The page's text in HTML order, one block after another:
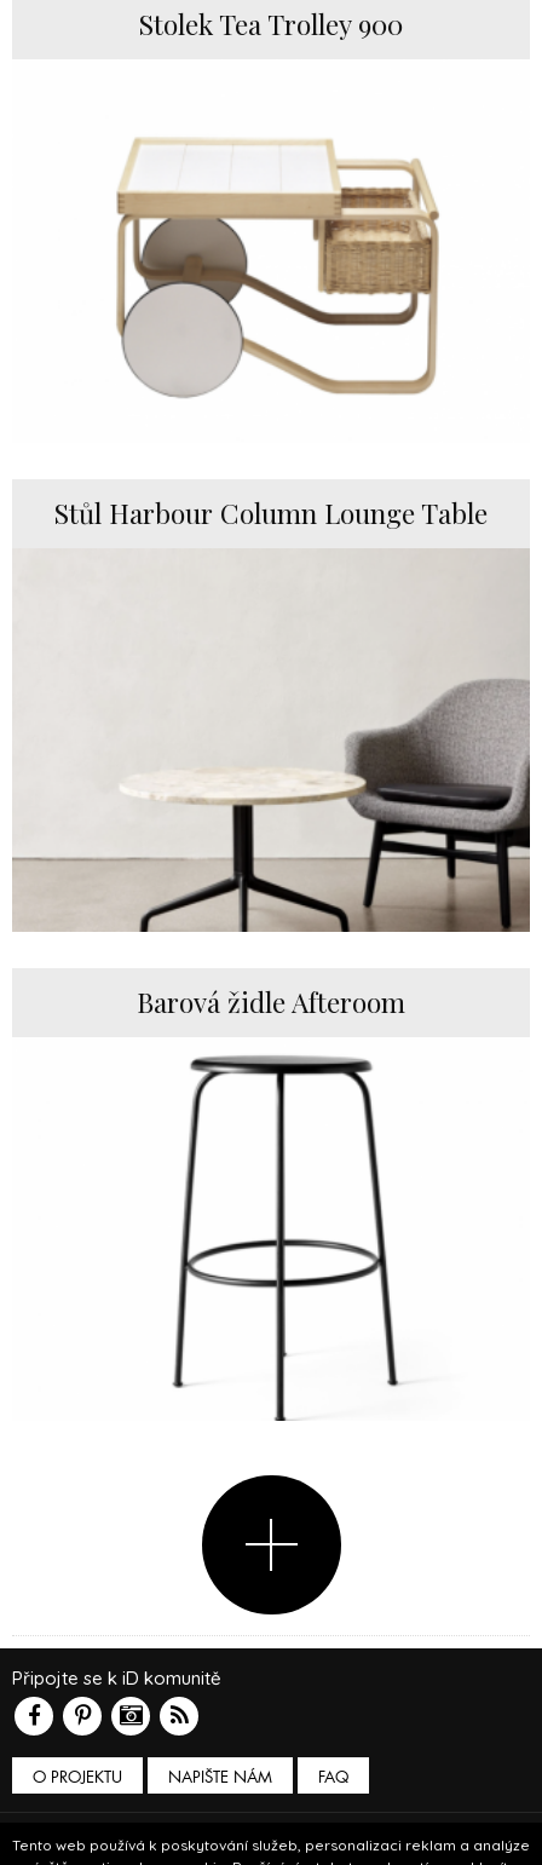
Tento web používá k poskytování služeb, personalizaci reklam a analýze
Stolek Tea Trolley 900
Stůl Harbour Column Lounge Table
Barová židle Afteroom
O PROJEKTU NAPIŠTE NÁM
Připojte se k iD komunitě
FAQ
Podmínky používání